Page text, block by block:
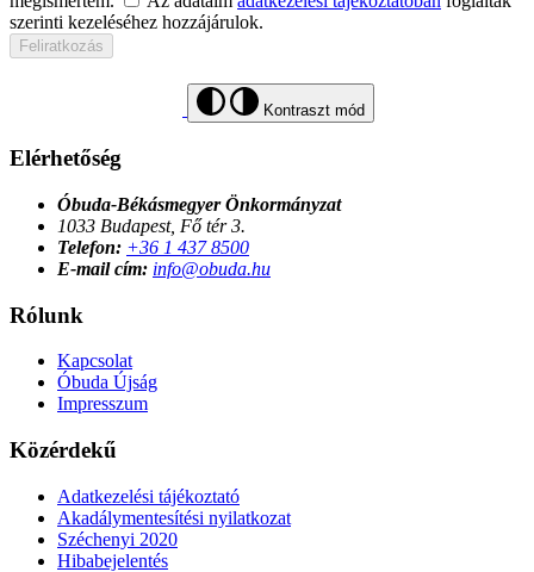
szerinti kezeléséhez hozzájárulok.
Feliratkozás
Kontraszt mód
Elérhetőség
Óbuda-Békásmegyer Önkormányzat
1033 Budapest, Fő tér 3.
Telefon: +36 1 437 8500
E-mail cím: info@obuda.hu
Rólunk
Kapcsolat
Óbuda Újság
Impresszum
Közérdekű
Adatkezelési tájékoztató
Akadálymentesítési nyilatkozat
Széchenyi 2020
Hibabejelentés